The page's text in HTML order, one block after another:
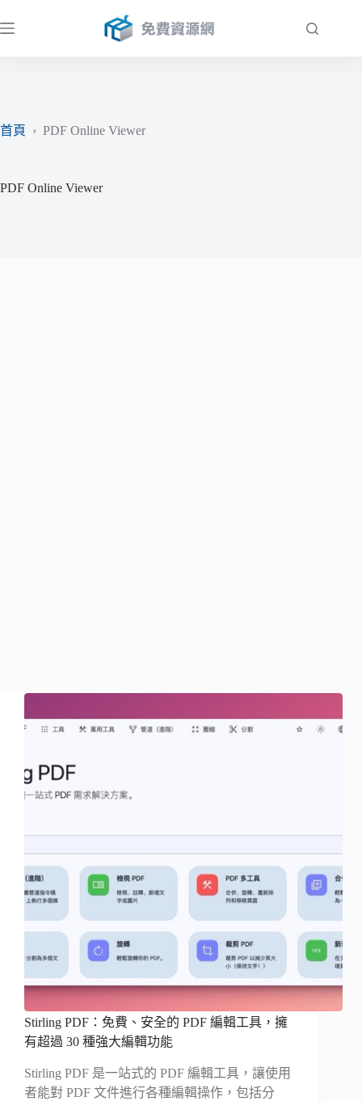
至
首頁
› PDF Online Viewer
PDF Online Viewer
Stirling PDF：免費、安全的 PDF 編輯工具，擁
有超過 30 種強大編輯功能
Stirling PDF 是一站式的 PDF 編輯工具，讓使用
者能對 PDF 文件進行各種編輯操作，包括分